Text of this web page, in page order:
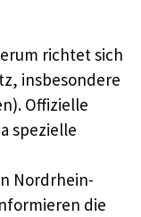
richtet sich
insbesondere
Offizielle
spezielle
Nordrhein-
die